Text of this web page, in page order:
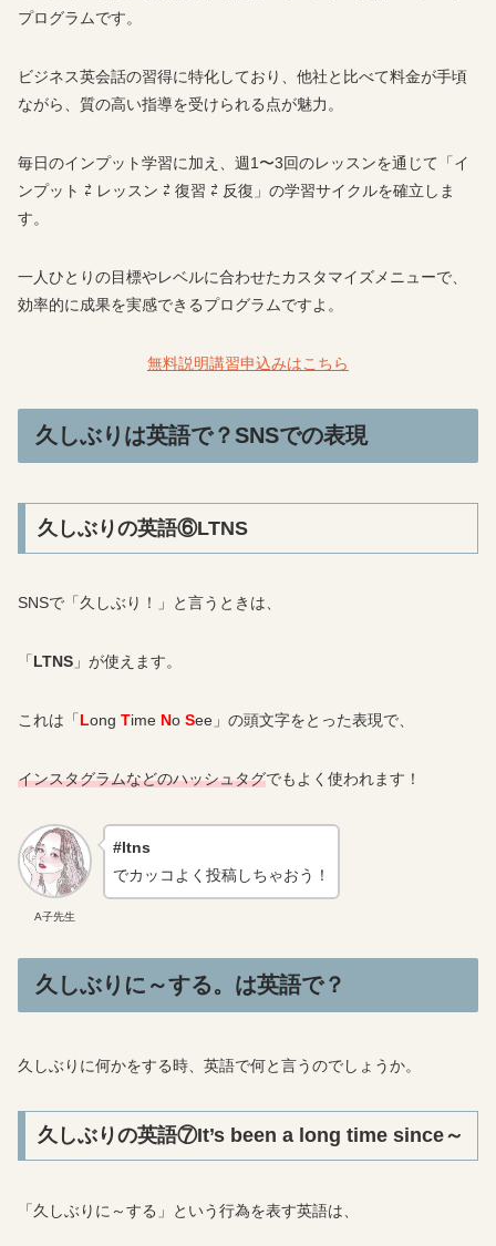
プログラムです。
ビジネス英会話の習得に特化しており、他社と比べて料金が手頃
ながら、質の高い指導を受けられる点が魅力。
毎日のインプット学習に加え、週1〜3回のレッスンを通じて「イ
ンプット ⇄ レッスン ⇄ 復習 ⇄ 反復」の学習サイクルを確立しま
す。
一人ひとりの目標やレベルに合わせたカスタマイズメニューで、
効率的に成果を実感できるプログラムですよ。
無料説明講習申込みはこちら
久しぶりは英語で？SNSでの表現
久しぶりの英語⑥LTNS
SNSで「久しぶり！」と言うときは、
「LTNS 」が使えます。
これは「Long Time No See」の頭文字をとった表現で、
インスタグラムなどのハッシュタグでもよく使われます！
A子先生
#ltns
でカッコよく投稿しちゃおう！
久しぶりに～する。は英語で？
久しぶりに何かをする時、英語で何と言うのでしょうか。
久しぶりの英語⑦It’s been a long time since～
「久しぶりに～する」という行為を表す英語は、